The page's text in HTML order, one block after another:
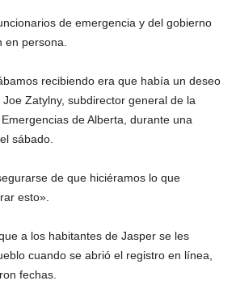
de emergencia y del gobierno
en persona.
recibiendo era que había un deseo
Zatylny, subdirector general de la
de Alberta, durante una
sábado.
de que hiciéramos lo que
esto».
a los habitantes de Jasper se les
cuando se abrió el registro en línea,
fechas.